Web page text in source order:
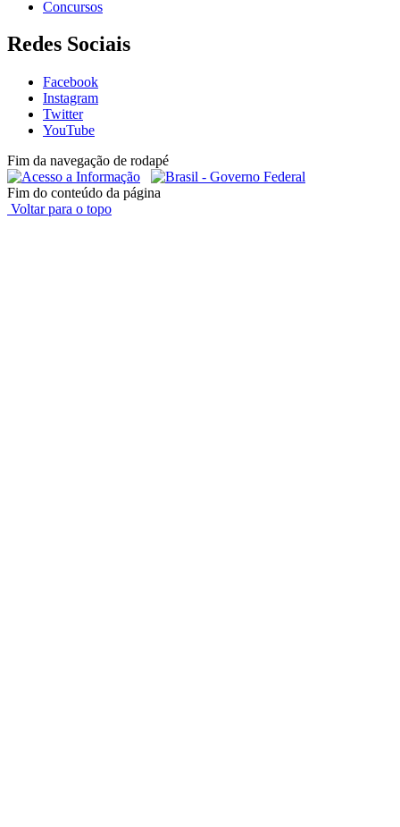
Concursos
Redes Sociais
Facebook
Instagram
Twitter
YouTube
Fim da navegação de rodapé
Fim do conteúdo da página
Voltar para o topo